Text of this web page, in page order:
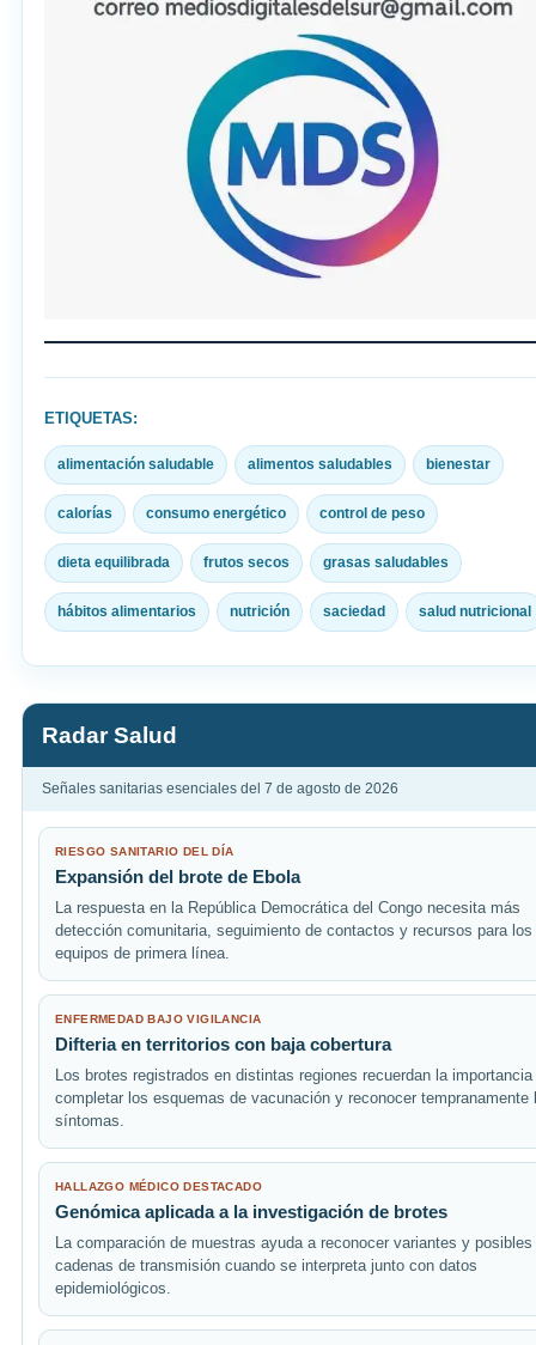
ETIQUETAS:
alimentación saludable alimentos saludables bienestar
calorías consumo energético control de peso
dieta equilibrada frutos secos grasas saludables
hábitos alimentarios nutrición saciedad salud nutricional
Radar Salud
Señales sanitarias esenciales del 7 de agosto de 2026
RIESGO SANITARIO DEL DÍA
Expansión del brote de Ebola
La respuesta en la República Democrática del Congo necesita más
detección comunitaria, seguimiento de contactos y recursos para los
equipos de primera línea.
ENFERMEDAD BAJO VIGILANCIA
Difteria en territorios con baja cobertura
Los brotes registrados en distintas regiones recuerdan la importancia
completar los esquemas de vacunación y reconocer tempranamente
síntomas.
HALLAZGO MÉDICO DESTACADO
Genómica aplicada a la investigación de brotes
La comparación de muestras ayuda a reconocer variantes y posibles
cadenas de transmisión cuando se interpreta junto con datos
epidemiológicos.